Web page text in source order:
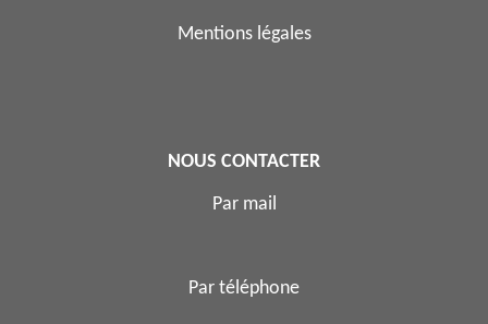
Mentions légales
NOUS CONTACTER
Par mail
Par téléphone